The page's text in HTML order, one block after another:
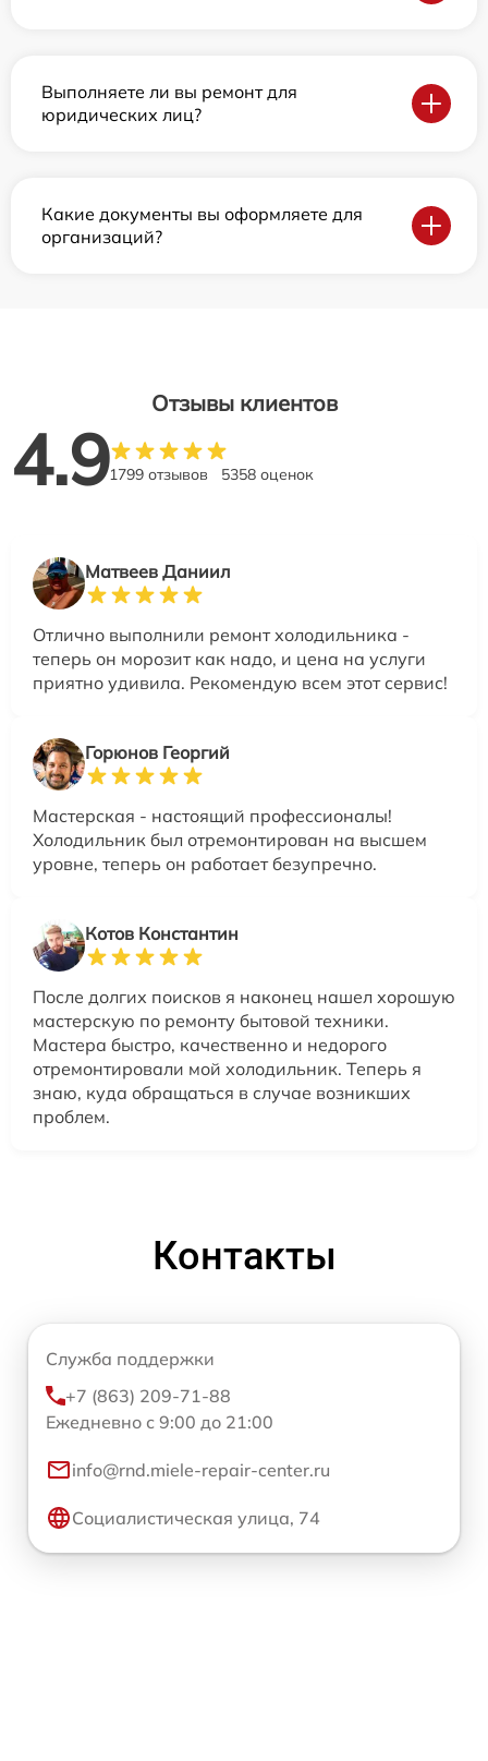
Выполняете ли вы ремонт для
юридических лиц?
Какие документы вы оформляете для
организаций?
Отзывы клиентов
4.91799 отзывов 5358 оценок
Матвеев Даниил
Отлично выполнили ремонт холодильника -
теперь он морозит как надо, и цена на услуги
приятно удивила. Рекомендую всем этот сервис!
Горюнов Георгий
Мастерская - настоящий профессионалы!
Холодильник был отремонтирован на высшем
уровне, теперь он работает безупречно.
Котов Константин
После долгих поисков я наконец нашел хорошую
мастерскую по ремонту бытовой техники.
Мастера быстро, качественно и недорого
отремонтировали мой холодильник. Теперь я
знаю, куда обращаться в случае возникших
проблем.
Контакты
Служба поддержки
+7 (863) 209-71-88
Ежедневно с 9:00 до 21:00
info@rnd.miele-repair-center.ru
Социалистическая улица, 74